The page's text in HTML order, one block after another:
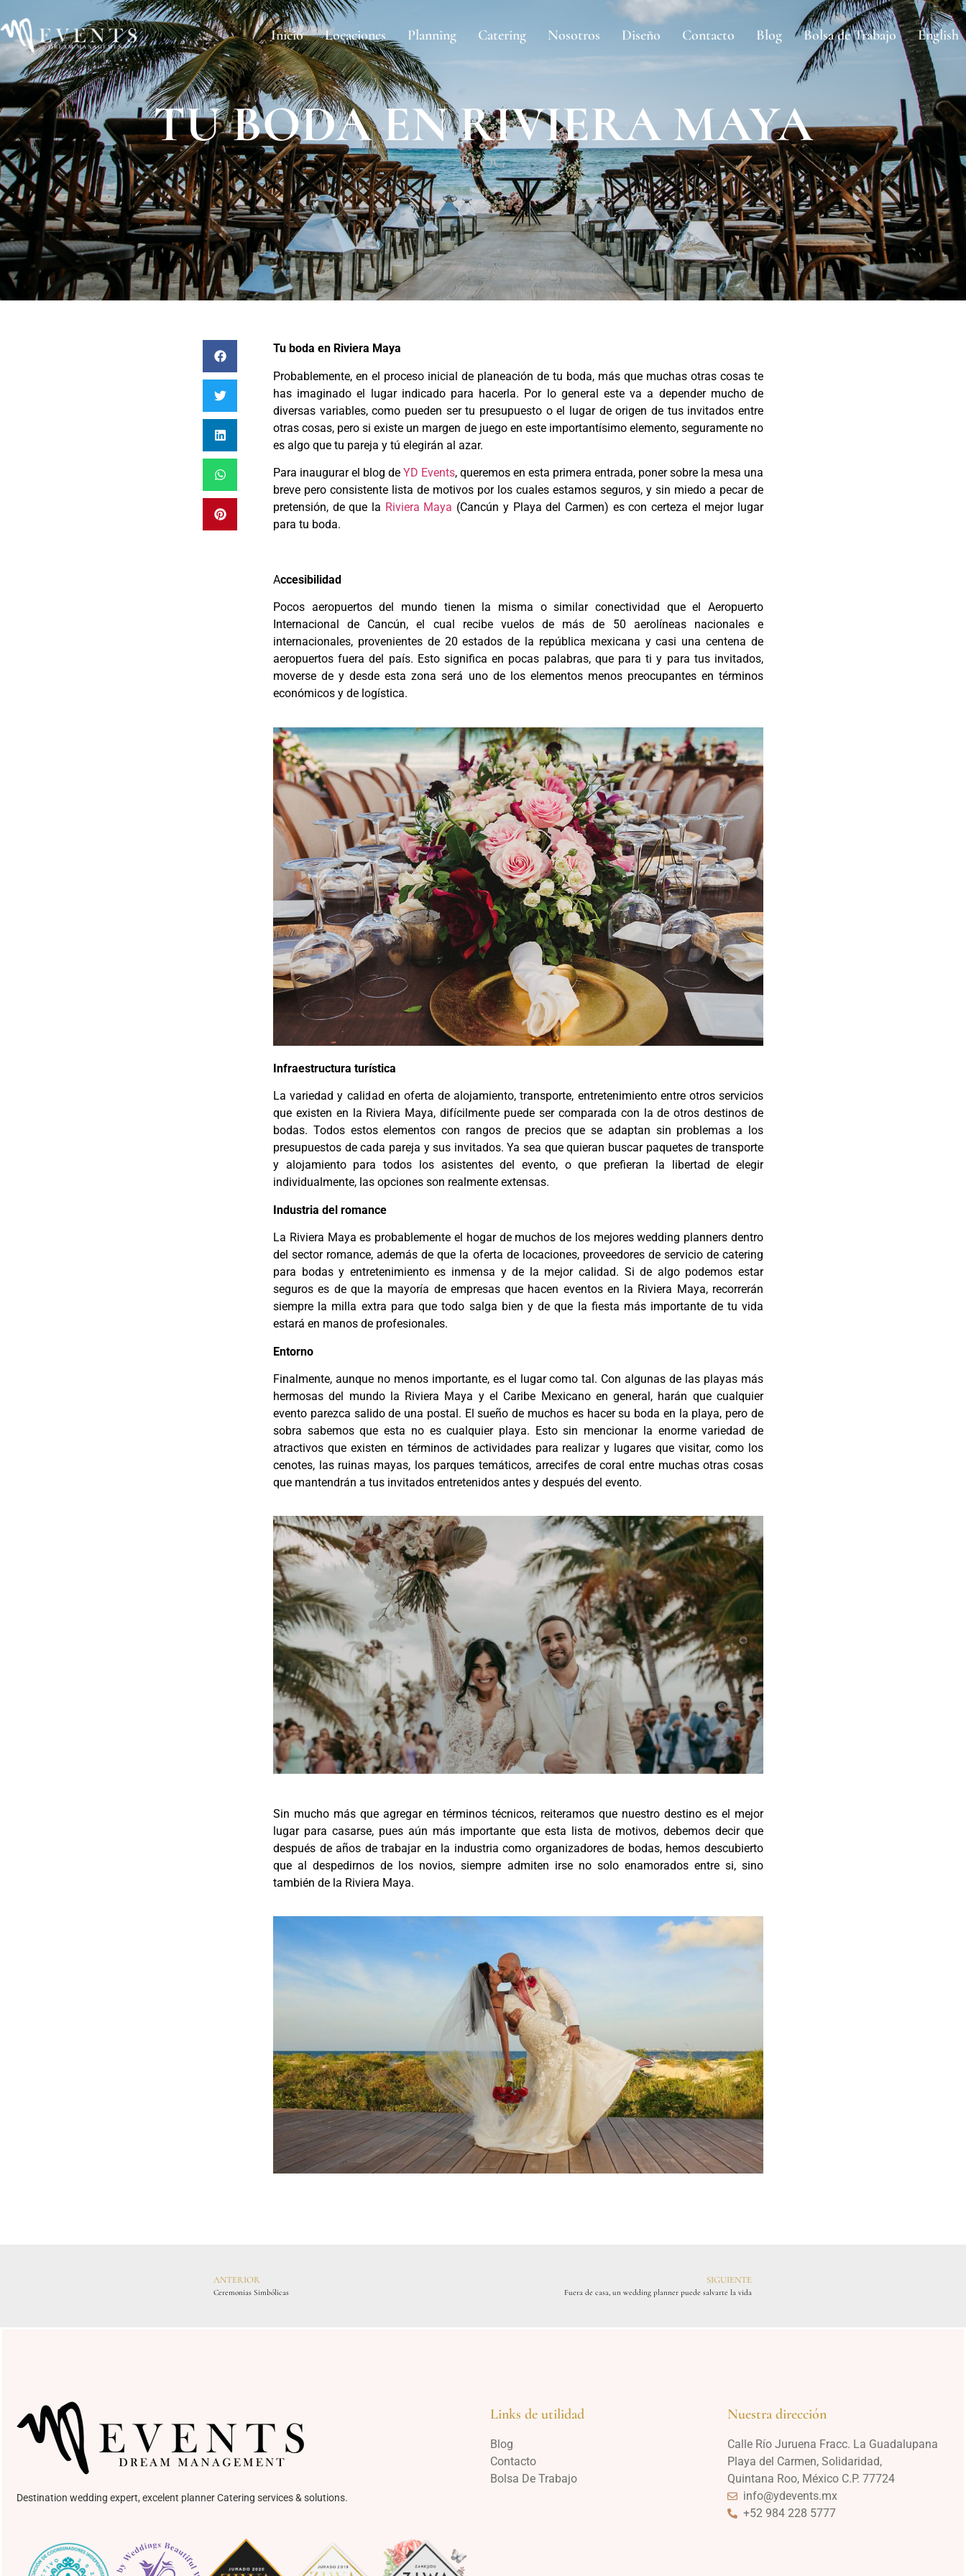
Inicio Locaciones Planning Catering Nosotros Diseño Contacto Blog Bolsa de Trabajo English
TU BODA EN RIVIERA MAYA
BLOG
Tu boda en Riviera Maya
Probablemente, en el proceso inicial de planeación de tu boda, más que muchas otras cosas te
has imaginado el lugar indicado para hacerla. Por lo general este va a depender mucho de
diversas variables, como pueden ser tu presupuesto o el lugar de origen de tus invitados entre
otras cosas, pero si existe un margen de juego en este importantísimo elemento, seguramente no
es algo que tu pareja y tú elegirán al azar.
Para inaugurar el blog de YD Events, queremos en esta primera entrada, poner sobre la mesa una
breve pero consistente lista de motivos por los cuales estamos seguros, y sin miedo a pecar de
pretensión, de que la Riviera Maya (Cancún y Playa del Carmen) es con certeza el mejor lugar
para tu boda.
Accesibilidad
Pocos aeropuertos del mundo tienen la misma o similar conectividad que el Aeropuerto
Internacional de Cancún, el cual recibe vuelos de más de 50 aerolíneas nacionales e
internacionales, provenientes de 20 estados de la república mexicana y casi una centena de
aeropuertos fuera del país. Esto significa en pocas palabras, que para ti y para tus invitados,
moverse de y desde esta zona será uno de los elementos menos preocupantes en términos
económicos y de logística.
Infraestructura turística
La variedad y calidad en oferta de alojamiento, transporte, entretenimiento entre otros servicios
que existen en la Riviera Maya, difícilmente puede ser comparada con la de otros destinos de
bodas. Todos estos elementos con rangos de precios que se adaptan sin problemas a los
presupuestos de cada pareja y sus invitados. Ya sea que quieran buscar paquetes de transporte
y alojamiento para todos los asistentes del evento, o que prefieran la libertad de elegir
individualmente, las opciones son realmente extensas.
Industria del romance
La Riviera Maya es probablemente el hogar de muchos de los mejores wedding planners dentro
del sector romance, además de que la oferta de locaciones, proveedores de servicio de catering
para bodas y entretenimiento es inmensa y de la mejor calidad. Si de algo podemos estar
seguros es de que la mayoría de empresas que hacen eventos en la Riviera Maya, recorrerán
siempre la milla extra para que todo salga bien y de que la fiesta más importante de tu vida
estará en manos de profesionales.
Entorno
Finalmente, aunque no menos importante, es el lugar como tal. Con algunas de las playas más
hermosas del mundo la Riviera Maya y el Caribe Mexicano en general, harán que cualquier
evento parezca salido de una postal. El sueño de muchos es hacer su boda en la playa, pero de
sobra sabemos que esta no es cualquier playa. Esto sin mencionar la enorme variedad de
atractivos que existen en términos de actividades para realizar y lugares que visitar, como los
cenotes, las ruinas mayas, los parques temáticos, arrecifes de coral entre muchas otras cosas
que mantendrán a tus invitados entretenidos antes y después del evento.
Sin mucho más que agregar en términos técnicos, reiteramos que nuestro destino es el mejor
lugar para casarse, pues aún más importante que esta lista de motivos, debemos decir que
después de años de trabajar en la industria como organizadores de bodas, hemos descubierto
que al despedirnos de los novios, siempre admiten irse no solo enamorados entre si, sino
también de la Riviera Maya.
ANTERIOR
Ceremonias Simbólicas
SIGUIENTE
Fuera de casa, un wedding planner puede salvarte la vida
Destination wedding expert, excelent planner Catering services & solutions.
Links de utilidad
Blog
Contacto
Bolsa De Trabajo
Nuestra dirección
Calle Río Juruena Fracc. La Guadalupana
Playa del Carmen, Solidaridad,
Quintana Roo, México C.P. 77724
info@ydevents.mx
+52 984 228 5777